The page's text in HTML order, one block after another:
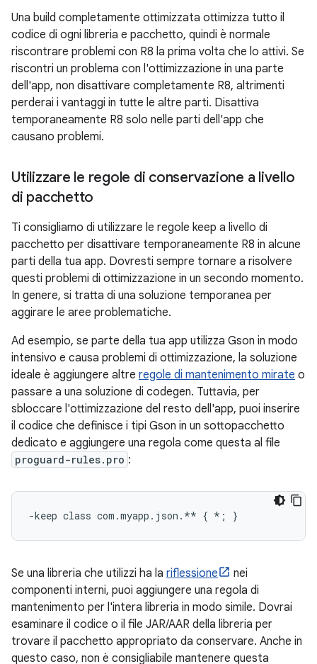
Una build completamente ottimizzata ottimizza tutto il
codice di ogni libreria e pacchetto, quindi è normale
riscontrare problemi con R8 la prima volta che lo attivi. Se
riscontri un problema con l'ottimizzazione in una parte
dell'app, non disattivare completamente R8, altrimenti
perderai i vantaggi in tutte le altre parti. Disattiva
temporaneamente R8 solo nelle parti dell'app che
causano problemi.
Utilizzare le regole di conservazione a livello
di pacchetto
Ti consigliamo di utilizzare le regole keep a livello di
pacchetto per disattivare temporaneamente R8 in alcune
parti della tua app. Dovresti sempre tornare a risolvere
questi problemi di ottimizzazione in un secondo momento.
In genere, si tratta di una soluzione temporanea per
aggirare le aree problematiche.
Ad esempio, se parte della tua app utilizza Gson in modo
intensivo e causa problemi di ottimizzazione, la soluzione
ideale è aggiungere altre regole di mantenimento mirate o
passare a una soluzione di codegen. Tuttavia, per
sbloccare l'ottimizzazione del resto dell'app, puoi inserire
il codice che definisce i tipi Gson in un sottopacchetto
dedicato e aggiungere una regola come questa al file
proguard-rules.pro :
Se una libreria che utilizzi ha la riflessione
nei
componenti interni, puoi aggiungere una regola di
mantenimento per l'intera libreria in modo simile. Dovrai
esaminare il codice o il file JAR/AAR della libreria per
trovare il pacchetto appropriato da conservare. Anche in
questo caso, non è consigliabile mantenere questa